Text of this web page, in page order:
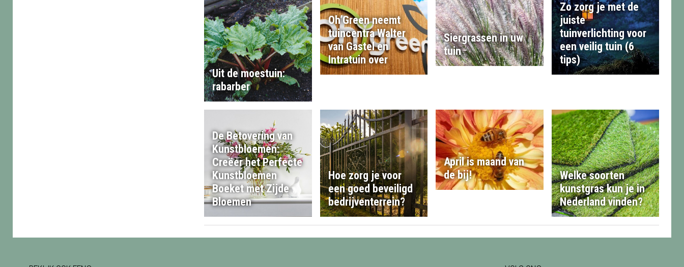
Uit de moestuin:
rabarber
Oh’Green neemt
tuincentra Walter
van Gastel en
Intratuin over
Siergrassen in uw
tuin
Zo zorg je met de
juiste
tuinverlichting voor
een veilig tuin (6
tips)
De Betovering van
Kunstbloemen:
Creëer het Perfecte
Kunstbloemen
Boeket met Zijde
Bloemen
Hoe zorg je voor
een goed beveiligd
bedrijventerrein?
April is maand van
de bij!
Welke soorten
kunstgras kun je in
Nederland vinden?